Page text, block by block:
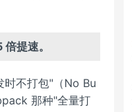
提速。
不打包"（No Bu
那种"全量打